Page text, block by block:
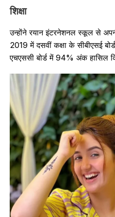
शिक्षा
उन्होंने रयान इंटरनेशनल स्कूल से
2019 में दसवीं कक्षा के सीबीएसई
एचएससी बोर्ड में 94% अंक हासिल